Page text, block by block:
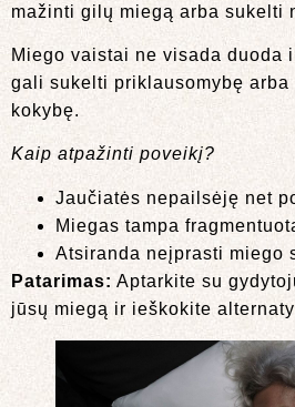
mažinti gilų miegą arba sukelti
Miego vaistai ne visada duoda
gali sukelti priklausomybę
kokybę.
Kaip atpažinti poveikį?
Jaučiatės nepailsėję net
Miegas tampa
Atsiranda neįprasti miego
Patarimas: Aptarkite su
jūsų miegą ir ieškokite